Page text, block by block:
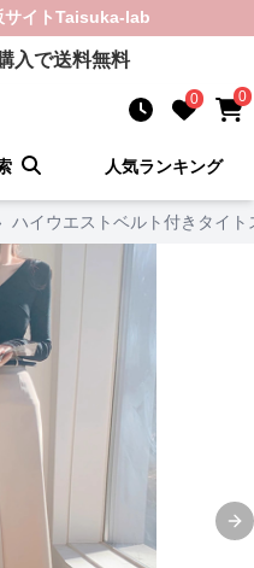
イトTaisuka-lab
入で送料無料
0 0
人気ランキング
ハイウエストベルト付きタイト